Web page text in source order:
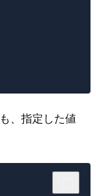
も、指定した値